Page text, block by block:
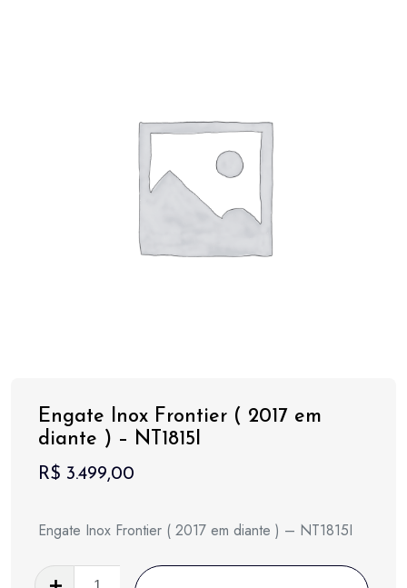
Engate Inox Frontier ( 2017 em
diante ) – NT1815I
R$ 3.499,00
Engate Inox Frontier ( 2017 em diante ) – NT1815I
Engate